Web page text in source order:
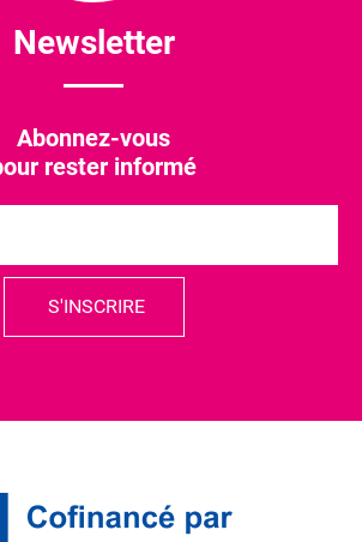
Newsletter
Abonnez-vous
rester informé